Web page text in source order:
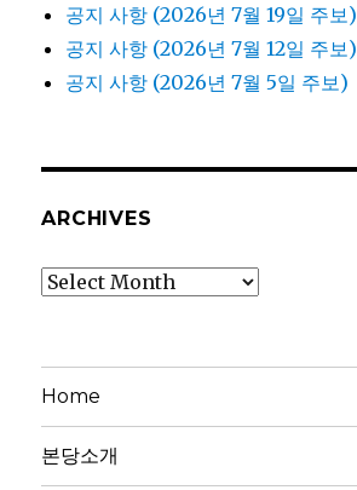
공지 사항 (2026년 7월 19일 주보)
공지 사항 (2026년 7월 12일 주보)
공지 사항 (2026년 7월 5일 주보)
ARCHIVES
Archives
Home
본당소개